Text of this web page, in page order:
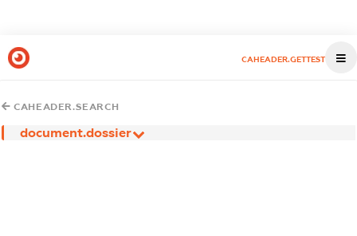
CAHEADER.GETTEST
CAHEADER.SEARCH
document.dossier